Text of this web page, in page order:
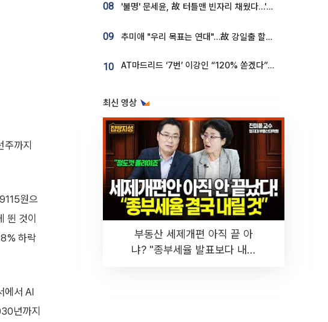
까지
원으
뛴 것이
하락
에서 AI
년까지
08 '불명' 문세윤, 故 터틀맨 빈자리 채웠다…'거북이' 눈물의 최종 우승
09 추미애 "우리 목표는 연대"…故 강일출 할머니 흉상 제막
10 AT마드리드 ‘7번’ 이강인 “120% 쏟겠다”⋯시메오네 감독 “필요한 선수”
최신 영상
부동산 세제개편 아직 끝 아
냐? "종부세율 발표보다 내릴